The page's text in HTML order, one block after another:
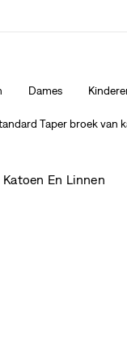
Dames
Taper broek van
En Linnen